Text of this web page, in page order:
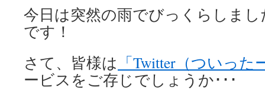
今日は突然の雨でびっくらしま
です！
さて、皆様は 「Twitter（ついった
ービスをご存じでしょうか･･･